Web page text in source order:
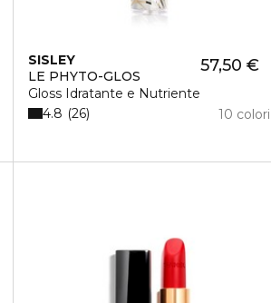
SISLEY
LE PHYTO-GLOS
Gloss Idratante e Nutriente
57,50 €
10 colori
4.8 26